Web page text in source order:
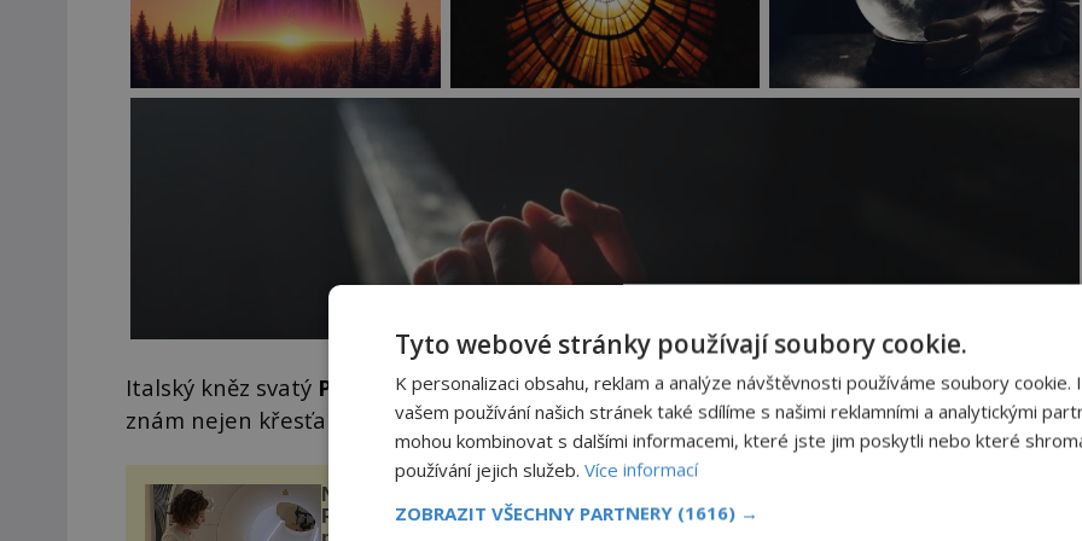
Italský kněz svatý Pio z Pietrelciny(1887–1968), někdy také uváděn jako padre Pio, je
znám nejen křesťanům, ale i mnohým ateistům a jinověrcům.
Neinvazivní léčba nejen
Parkinsonovy choroby
Tyto webové stránky používají soubory cookie.
K personalizaci obsahu, reklam a analýze návštěvnosti používáme soubory cookie.
vašem používání našich stránek také sdílíme s našimi reklamními a analytickými
mohou kombinovat s dalšími informacemi, které jste jim poskytli nebo které
používání jejich služeb. Více informací
ZOBRAZIT VŠECHNY PARTNERY (1616) →